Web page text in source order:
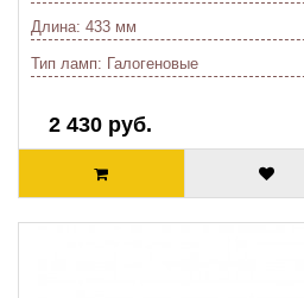
Длина: 433 мм
Тип ламп: Галогеновые
2 430 руб.